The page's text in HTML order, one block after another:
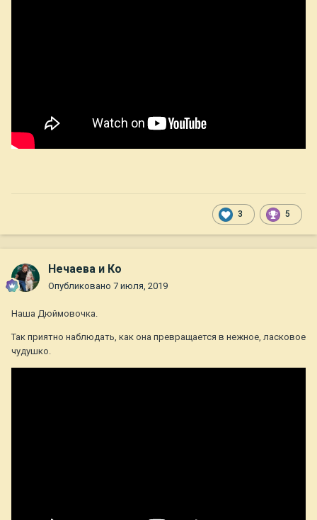
3 5
Нечаева и Ко
Опубликовано 7 июля, 2019
Наша Дюймовочка.
Так приятно наблюдать, как она превращается в нежное, ласковое
чудушко.